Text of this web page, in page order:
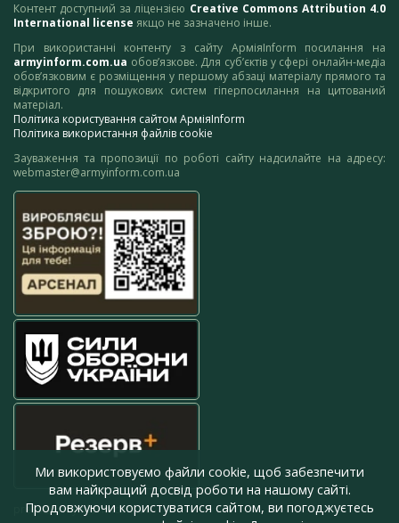
Контент доступний за ліцензією Creative Commons Attribution 4.0
International license якщо не зазначено інше.
При використанні контенту з сайту АрміяInform посилання на
armyinform.com.ua обов’язкове. Для суб’єктів у сфері онлайн-медіа
обов’язковим є розміщення у першому абзаці матеріалу прямого та
відкритого для пошукових систем гіперпосилання на цитований
матеріал.
Політика користування сайтом АрміяInform
Політика використання файлів cookie
Зауваження та пропозиції по роботі сайту надсилайте на адресу:
webmaster@armyinform.com.ua
press@armyinform.com.ua
Ми використовуємо файли cookie, щоб забезпечити
вам найкращий досвід роботи на нашому сайті.
Продовжуючи користуватися сайтом, ви погоджуєтесь